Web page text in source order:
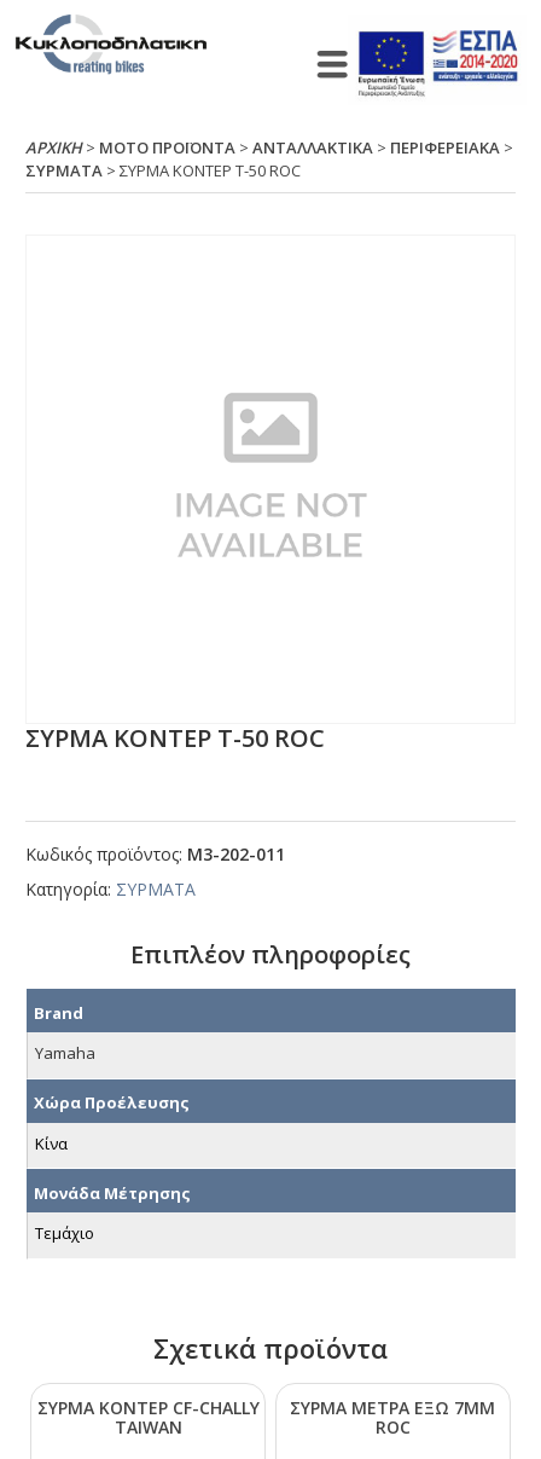
ΑΡΧΙΚΉ> ΜΟΤΟ ΠΡΟΪΟΝΤΑ >ΑΝΤΑΛΛΑΚΤΙΚΑ > ΠΕΡΙΦΕΡΕΙΑΚΑ >
ΣΥΡΜΑΤΑ > ΣΥΡΜΑ ΚΟΝΤΕΡ Τ-50 RΟC
ΣΥΡΜΑ ΚΟΝΤΕΡ Τ-50 RΟC
Κωδικός προϊόντος: Μ3-202-011
Κατηγορία: ΣΥΡΜΑΤΑ
Επιπλέον πληροφορίες
Brand
Yamaha
Χώρα Προέλευσης
Κίνα
Μονάδα Μέτρησης
Τεμάχιο
Σχετικά προϊόντα
ΣΥΡΜΑ ΚΟΝΤΕΡ CF-CΗΑLLΥ
ΤΑΙWΑΝ
ΣΥΡΜΑ ΜΕΤΡΑ ΕΞΩ 7ΜΜ
RΟC